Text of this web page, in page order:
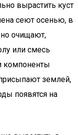
вырастить куст
сеют осенью, в
очищают,
или смесь
компоненты
землей,
появятся на